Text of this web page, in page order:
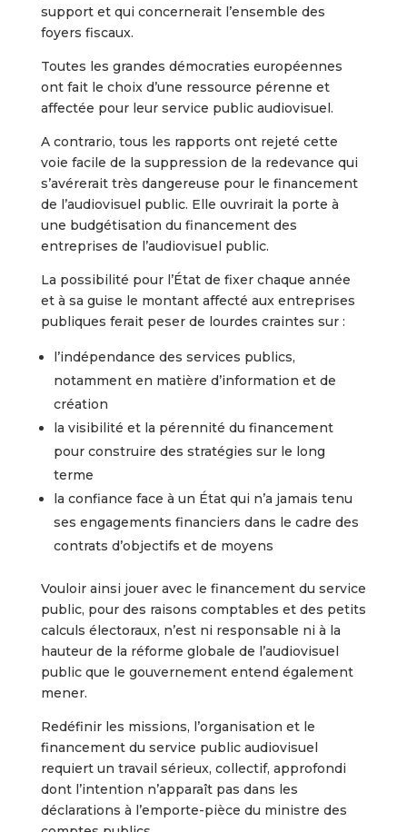
support et qui concernerait l’ensemble des
foyers fiscaux.
Toutes les grandes démocraties européennes
ont fait le choix d’une ressource pérenne et
affectée pour leur service public audiovisuel.
A contrario, tous les rapports ont rejeté cette
voie facile de la suppression de la redevance qui
s’avérerait très dangereuse pour le financement
de l’audiovisuel public. Elle ouvrirait la porte à
une budgétisation du financement des
entreprises de l’audiovisuel public.
La possibilité pour l’État de fixer chaque année
et à sa guise le montant affecté aux entreprises
publiques ferait peser de lourdes craintes sur :
l’indépendance des services publics,
notamment en matière d’information et de
création
la visibilité et la pérennité du financement
pour construire des stratégies sur le long
terme
la confiance face à un État qui n’a jamais tenu
ses engagements financiers dans le cadre des
contrats d’objectifs et de moyens
Vouloir ainsi jouer avec le financement du service
public, pour des raisons comptables et des petits
calculs électoraux, n’est ni responsable ni à la
hauteur de la réforme globale de l’audiovisuel
public que le gouvernement entend également
mener.
Redéfinir les missions, l’organisation et le
financement du service public audiovisuel
requiert un travail sérieux, collectif, approfondi
dont l’intention n’apparaît pas dans les
déclarations à l’emporte-pièce du ministre des